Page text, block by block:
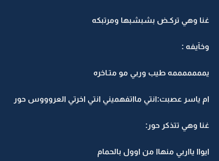
غنا وهي تركـض بشبشبها ومرتبكه
وخآيفه :
يمممممممه طيب وربي مو متـاخره
ام ياسر عصبت:انتي مااتفهميني انتي اخرتي العروووس حور
غنا وهي تتذكر حور:
ايواا يااربي منهاا من اوول بالحمام